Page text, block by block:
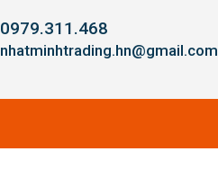
0979.311.468
nhatminhtrading.hn@gmail.com